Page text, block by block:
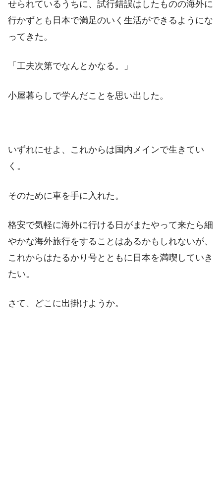
せられているうちに、試行錯誤はしたものの海外に
行かずとも日本で満足のいく生活ができるようにな
ってきた。
「工夫次第でなんとかなる。」
小屋暮らしで学んだことを思い出した。
いずれにせよ、これからは国内メインで生きてい
く。
そのために車を手に入れた。
格安で気軽に海外に行ける日がまたやって来たら細
やかな海外旅行をすることはあるかもしれないが、
これからはたるかり号とともに日本を満喫していき
たい。
さて、どこに出掛けようか。